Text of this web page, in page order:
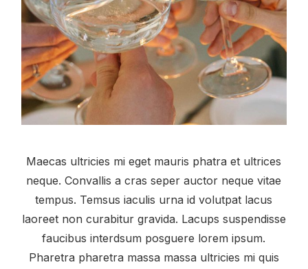
Maecas ultricies mi eget mauris phatra et ultrices
neque. Convallis a cras seper auctor neque vitae
tempus. Temsus iaculis urna id volutpat lacus
laoreet non curabitur gravida. Lacups suspendisse
faucibus interdsum posguere lorem ipsum.
Pharetra pharetra massa massa ultricies mi quis